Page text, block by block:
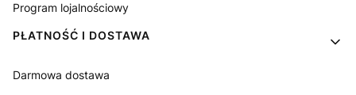
Program lojalnościowy
PŁATNOŚĆ I DOSTAWA
Darmowa dostawa